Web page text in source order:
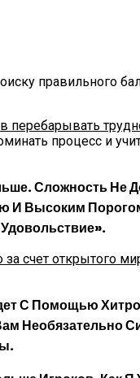
правильного
перебарывать
процесс и
Сложность Не
И Высоким
счет открытого
С Помощью
Необязательно